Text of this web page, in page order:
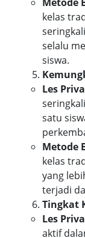
kelas
selalu
siswa.
Les
satu
Metode
kelas
yang
terjadi
Tingkat
Les
aktif